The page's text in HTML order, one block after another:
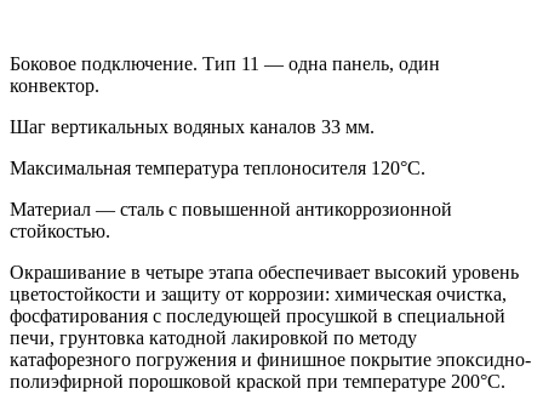
Боковое подключение. Тип 11 — одна панель, один
конвектор.
Шаг вертикальных водяных каналов 33 мм.
Максимальная температура теплоносителя 120°C.
Материал — сталь с повышенной антикоррозионной
стойкостью.
Окрашивание в четыре этапа обеспечивает высокий уровень
цветостойкости и защиту от коррозии: химическая очистка,
фосфатирования с последующей просушкой в специальной
печи, грунтовка катодной лакировкой по методу
катафорезного погружения и финишное покрытие эпоксидно-
полиэфирной порошковой краской при температуре 200°C.